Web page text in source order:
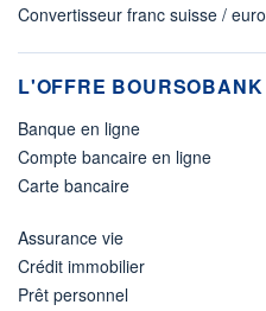
Convertisseur franc suisse / euro
L'OFFRE BOURSOBANK
Banque en ligne
Compte bancaire en ligne
Carte bancaire
Assurance vie
Crédit immobilier
Prêt personnel